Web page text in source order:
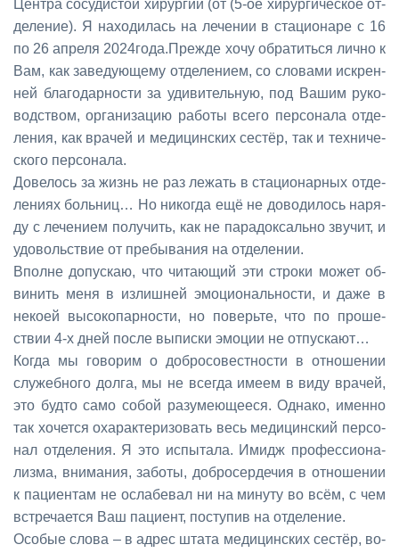
Цен­тра со­су­ди­стой хи­рур­гии (от (5-ое хи­рур­ги­че­ское от­
де­ле­ние). Я на­хо­ди­лась на ле­че­нии в ста­ци­о­на­ре с 16
по 26 ап­ре­ля 2024­го­да.Пре­жде хо­чу об­ра­тить­ся лич­но к
Вам, как за­ве­ду­ю­ще­му от­де­ле­ни­ем, со сло­ва­ми ис­крен­
ней бла­го­дар­но­сти за уди­ви­тель­ную, под Ва­шим ру­ко­
вод­ством, ор­га­ни­за­цию ра­бо­ты все­го пер­со­на­ла от­де­
ле­ния, как вра­чей и ме­ди­цин­ских се­стёр, так и тех­ни­че­
ско­го пер­со­на­ла.
До­ве­лось за жизнь не раз ле­жать в ста­ци­о­нар­ных от­де­
ле­ни­ях боль­ниц… Но ни­ко­гда ещё не до­во­ди­лось на­ря­
ду с ле­че­ни­ем по­лу­чить, как не па­ра­док­саль­но зву­чит, и
удо­воль­ствие от пре­бы­ва­ния на от­де­ле­нии.
Вполне до­пус­каю, что чи­та­ю­щий эти стро­ки мо­жет об­
ви­нить ме­ня в из­лиш­ней эмо­ци­о­наль­но­сти, и да­же в
неко­ей вы­со­ко­пар­но­сти, но по­верь­те, что по про­ше­
ствии 4-х дней по­сле вы­пис­ки эмо­ции не от­пус­ка­ют…
Ко­гда мы го­во­рим о доб­ро­со­вест­но­сти в от­но­ше­нии
слу­жеб­но­го дол­га, мы не все­гда име­ем в ви­ду вра­чей,
это буд­то са­мо со­бой ра­зу­ме­ю­ще­е­ся. Од­на­ко, имен­но
так хо­чет­ся оха­рак­те­ри­зо­вать весь ме­ди­цин­ский пер­со­
нал от­де­ле­ния. Я это ис­пы­та­ла. Имидж про­фес­си­о­на­
лиз­ма, вни­ма­ния, за­бо­ты, доб­ро­сер­де­чия в от­но­ше­нии
к па­ци­ен­там не осла­бе­вал ни на ми­ну­ту во всём, с чем
встре­ча­ет­ся Ваш па­ци­ент, по­сту­пив на от­де­ле­ние.
Осо­бые сло­ва – в ад­рес шта­та ме­ди­цин­ских се­стёр, во­